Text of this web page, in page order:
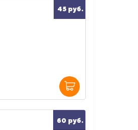
45 руб.
60 руб.